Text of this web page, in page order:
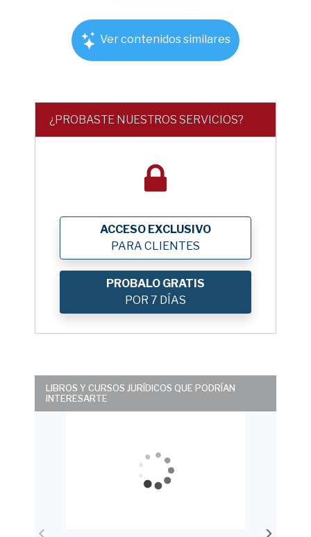
Ver contenidos similares
¿PROBASTE NUESTROS SERVICIOS?
ACCESO EXCLUSIVO
PARA CLIENTES
PROBALO GRATIS
POR 7 DÍAS
LIBROS Y CURSOS JURÍDICOS QUE PODRÍAN
INTERESARTE